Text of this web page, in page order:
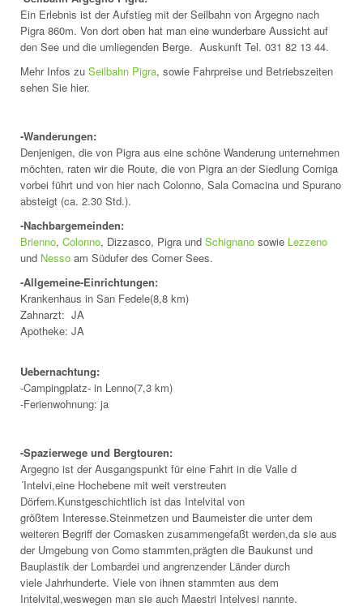
Ein Erlebnis ist der Aufstieg mit der Seilbahn von Argegno nach
Pigra 860m. Von dort oben hat man eine wunderbare Aussicht auf
den See und die umliegenden Berge. Auskunft Tel. 031 82 13 44.
Mehr Infos zu Seilbahn Pigra, sowie Fahrpreise und Betriebszeiten
sehen Sie hier.
-Wanderungen:
Denjenigen, die von Pigra aus eine schöne Wanderung unternehmen
möchten, raten wir die Route, die von Pigra an der Siedlung Corniga
vorbei führt und von hier nach Colonno, Sala Comacina und Spurano
absteigt (ca. 2.30 Std.).
-Nachbargemeinden:
Brienno, Colonno, Dizzasco, Pigra und Schignano sowie Lezzeno
und Nesso am Südufer des Comer Sees.
-Allgemeine-Einrichtungen:
Krankenhaus in San Fedele(8,8 km)
Zahnarzt: JA
Apotheke: JA
Uebernachtung:
-Campingplatz- in Lenno(7,3 km)
-Ferienwohnung: ja
-Spazierwege und Bergtouren:
Argegno ist der Ausgangspunkt für eine Fahrt in die Valle d
´Intelvi,eine Hochebene mit weit verstreuten
Dörfern.Kunstgeschichtlich ist das Intelvital von
größtem Interesse.Steinmetzen und Baumeister die unter dem
weiteren Begriff der Comasken zusammengefaßt werden,da sie aus
der Umgebung von Como stammten,prägten die Baukunst und
Bauplastik der Lombardei und angrenzender Länder durch
viele Jahrhunderte. Viele von ihnen stammten aus dem
Intelvital,weswegen man sie auch Maestri Intelvesi nannte.